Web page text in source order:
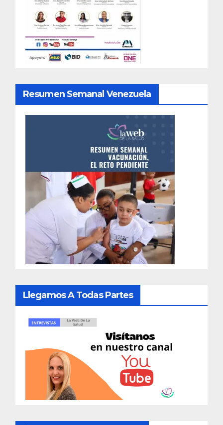
Resumen Semanal Venezuela
Llegamos A Todas Partes